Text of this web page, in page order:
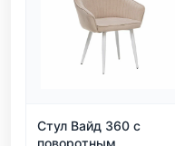
Стул Вайд 360 с
поворотным